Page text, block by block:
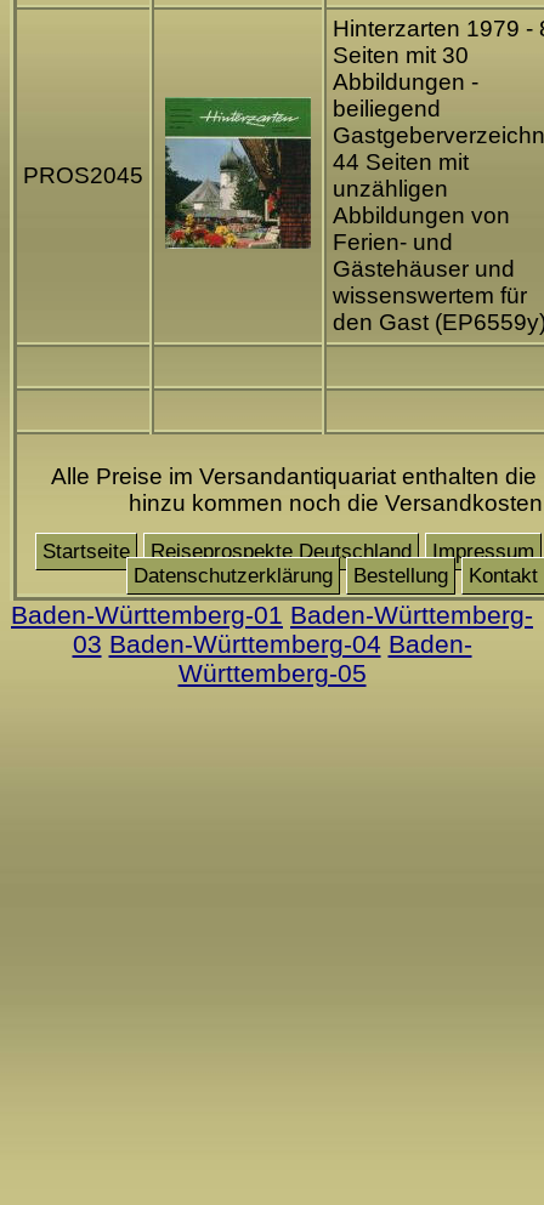
PROS2045
Hinterzarten 1979 -
Seiten mit 30
Abbildungen -
beiliegend
44 Seiten mit
unzähligen
Abbildungen von
Ferien- und
Gästehäuser und
wissenswertem für
den Gast
Alle Preise im Versandantiquariat enthalten die
hinzu kommen noch die Versandkosten
Startseite Reiseprospekte Deutschland
Impressum
Datenschutzerklärung
Bestellung Kontakt
Baden-Württemberg-01 Baden-Württemberg-
03 Baden-Württemberg-04 Baden-
Württemberg-05